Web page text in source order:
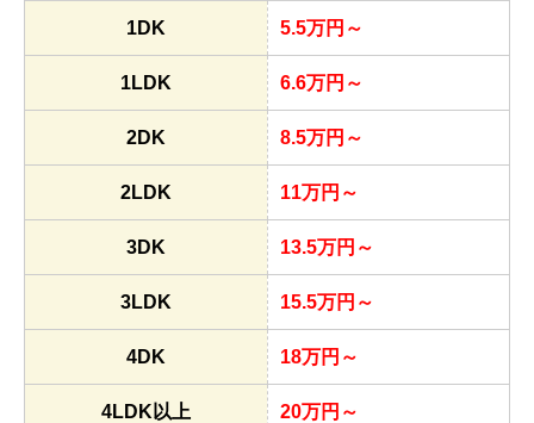
1DK 5.5万円～
1LDK 6.6万円～
2DK 8.5万円～
2LDK 11万円～
3DK 13.5万円～
3LDK 15.5万円～
4DK 18万円～
4LDK以上 20万円～